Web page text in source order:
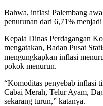
Bahwa, inflasi Palembang
penurunan dari 6,71%
Kepala Dinas Perdagangan
mengatakan, Badan Pusat
mengungkapkan inflasi
pokok menurun.
“Komoditas penyebab inflasi
Cabai Merah, Telur Ayam,
sekarang turun,” katanya.